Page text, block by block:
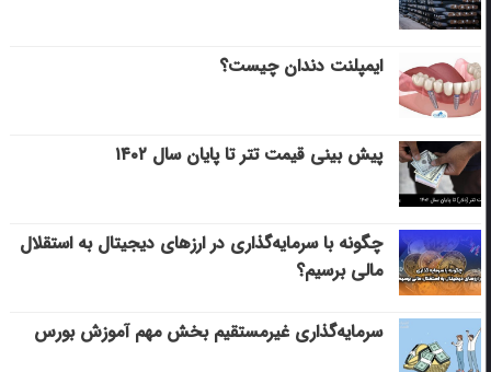
ایمپلنت دندان چیست؟
پیش بینی قیمت تتر تا پایان سال ۱۴۰۲
چگونه با سرمایه‌گذاری در ارزهای دیجیتال به استقلال
مالی برسیم؟
سرمایه‌گذاری غیرمستقیم بخش مهم آموزش بورس